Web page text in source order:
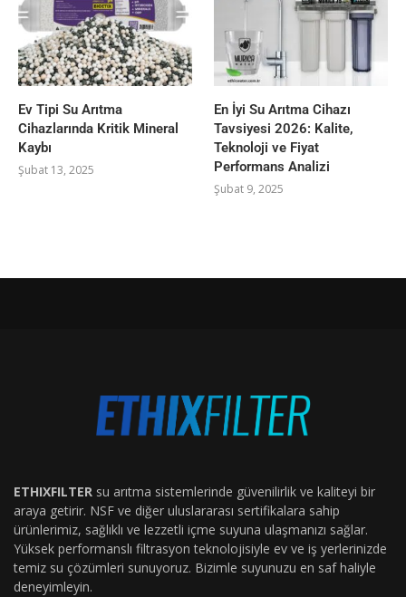
Ev Tipi Su Arıtma
Cihazlarında Kritik Mineral
Kaybı
Şubat 13, 2025
En İyi Su Arıtma Cihazı
Tavsiyesi 2026: Kalite,
Teknoloji ve Fiyat
Performans Analizi
Şubat 9, 2025
ETHIXFILTER su arıtma sistemlerinde güvenilirlik ve kaliteyi bir
araya getirir. NSF ve diğer uluslararası sertifikalara sahip
ürünlerimiz, sağlıklı ve lezzetli içme suyuna ulaşmanızı sağlar.
Yüksek performanslı filtrasyon teknolojisiyle ev ve iş yerlerinizde
temiz su çözümleri sunuyoruz. Bizimle suyunuzu en saf haliyle
deneyimleyin.